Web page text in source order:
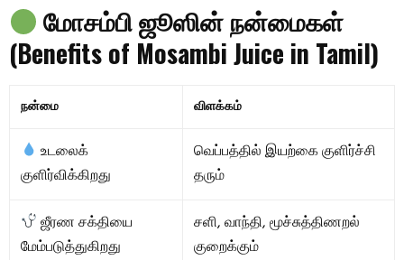
மோசம்பி ஜூஸின் நன்மைகள்
(Benefits of Mosambi Juice in Tamil)
நன்மை விளக்கம்
உடலைக்
குளிர்விக்கிறது
வெப்பத்தில் இயற்கை குளிர்ச்சி
தரும்
ஜீரண சக்தியை
மேம்படுத்துகிறது
சளி, வாந்தி, மூச்சுத்திணறல்
குறைக்கும்